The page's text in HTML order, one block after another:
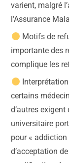
varient, malgré
l’Assurance
Motifs de
importante des
complique les
certains
d’autres
universitaire
pour «
d’acceptation